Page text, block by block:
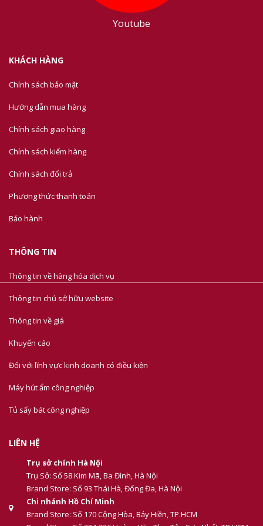
Youtube
KHÁCH HÀNG
Chính sách bảo mật
Hướng dẫn mua hàng
Chính sách giao hàng
Chính sách kiểm hàng
Chính sách đổi trả
Phương thức thanh toán
Bảo hành
THÔNG TIN
Thông tin về hàng hóa dịch vụ
Thông tin chủ sở hữu website
Thông tin về giá
Khuyến cáo
Đối với lĩnh vực kinh doanh có điều kiện
Máy hút ẩm công nghiệp
Tủ sấy bát công nghiệp
LIÊN HỆ
Trụ sở chính Hà Nội
Trụ Sở: Số 58 Kim Mã, Ba Đình, Hà Nội
Brand Store: Số 93 Thái Hà, Đống Đa, Hà Nội
Chi nhánh Hồ Chí Minh
Brand Store: Số 170 Cộng Hòa, Bảy Hiền, TP.HCM